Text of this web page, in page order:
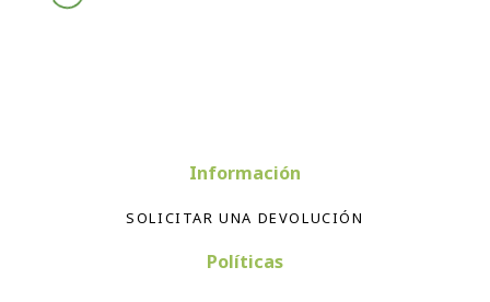
SOLICITAR UNA DEVOLUCIÓN
Políticas